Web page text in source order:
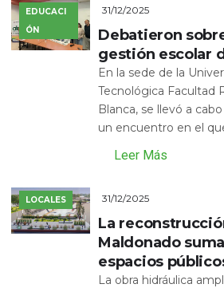
EDUCACI
ÓN
31/12/2025
Debatieron
gestión escolar
En la sede de la
Tecnológica Facultad
Blanca, se llevó a
un encuentro en el
Leer Más
LOCALES 31/12/2025
La
Maldonado
espacios
La obra hidráulica